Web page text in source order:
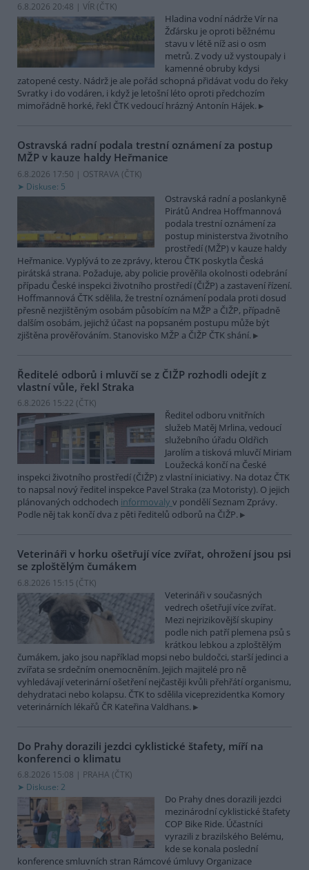
6.8.2026 20:48 | VÍR (ČTK)
Hladina vodní nádrže Vír na
Žďársku je oproti běžnému
stavu v létě níž asi o osm
metrů. Z vody už vystoupaly i
kamenné obruby kdysi
zatopené cesty. Nádrž je ale pořád schopná přidávat vodu do řeky
Svratky i do vodáren, i když je letošní léto oproti předchozím
mimořádně horké, řekl ČTK vedoucí hrázný Antonín Hájek.
Ostravská radní podala trestní oznámení za postup
MŽP v kauze haldy Heřmanice
6.8.2026 17:50 | OSTRAVA (ČTK)
Diskuse: 5
Ostravská radní a poslankyně
Pirátů Andrea Hoffmannová
podala trestní oznámení za
postup ministerstva životního
prostředí (MŽP) v kauze haldy
Heřmanice. Vyplývá to ze zprávy, kterou ČTK poskytla Česká
pirátská strana. Požaduje, aby policie prověřila okolnosti odebrání
případu České inspekci životního prostředí (ČIŽP) a zastavení řízení.
Hoffmannová ČTK sdělila, že trestní oznámení podala proti dosud
přesně nezjištěným osobám působícím na MŽP a ČIŽP, případně
dalším osobám, jejichž účast na popsaném postupu může být
zjištěna prověřováním. Stanovisko MŽP a ČIŽP ČTK shání.
Ředitelé odborů i mluvčí se z ČIŽP rozhodli odejít z
vlastní vůle, řekl Straka
6.8.2026 15:22 (ČTK)
Ředitel odboru vnitřních
služeb Matěj Mrlina, vedoucí
služebního úřadu Oldřich
Jarolím a tisková mluvčí Miriam
Loužecká končí na České
inspekci životního prostředí (ČIŽP) z vlastní iniciativy. Na dotaz ČTK
to napsal nový ředitel inspekce Pavel Straka (za Motoristy). O jejich
plánovaných odchodech informovaly v pondělí Seznam Zprávy.
Podle něj tak končí dva z pěti ředitelů odborů na ČIŽP.
Veterináři v horku ošetřují více zvířat, ohrožení jsou psi
se zploštělým čumákem
6.8.2026 15:15 (ČTK)
Veterináři v současných
vedrech ošetřují více zvířat.
Mezi nejrizikovější skupiny
podle nich patří plemena psů s
krátkou lebkou a zploštělým
čumákem, jako jsou například mopsi nebo buldočci, starší jedinci a
zvířata se srdečním onemocněním. Jejich majitelé pro ně
vyhledávají veterinární ošetření nejčastěji kvůli přehřátí organismu,
dehydrataci nebo kolapsu. ČTK to sdělila viceprezidentka Komory
veterinárních lékařů ČR Kateřina Valdhans.
Do Prahy dorazili jezdci cyklistické štafety, míří na
konferenci o klimatu
6.8.2026 15:08 | PRAHA (ČTK)
Diskuse: 2
Do Prahy dnes dorazili jezdci
mezinárodní cyklistické štafety
COP Bike Ride. Účastníci
vyrazili z brazilského Belému,
kde se konala poslední
konference smluvních stran Rámcové úmluvy Organizace